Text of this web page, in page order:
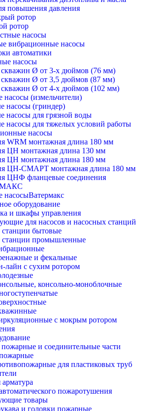
повышения давления
ротор
ротор
насосы
вибрационные насосы
автоматики
насосы
Ø от 3-х дюймов (76 мм)
Ø от 3,5 дюймов (87 мм)
Ø от 4-х дюймов (102 мм)
насосы (измельчители)
насосы (гриндер)
насосы для грязной воды
насосы для тяжелых условий работы
насосы
WRM монтажная длина 180 мм
ЦН монтажная длина 130 мм
ЦН монтажная длина 180 мм
ЦН-СМАРТ монтажная длина 180 мм
ЦНФ фланцевые соединения
насосыВатермакс
оборудование
и шкафы управления
для насосов и насосных станций
бытовые
станции промышленные
и фекальные
лайн с сухим ротором
консольно-моноблочные
с мокрым ротором
и соединительные части
для пластиковых труб
пожаротушения
товары
и головки пожарные